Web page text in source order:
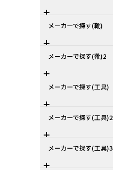
メーカーで探す(靴)
メーカーで探す(靴)2
メーカーで探す(工具)
メーカーで探す(工具)2
メーカーで探す(工具)3